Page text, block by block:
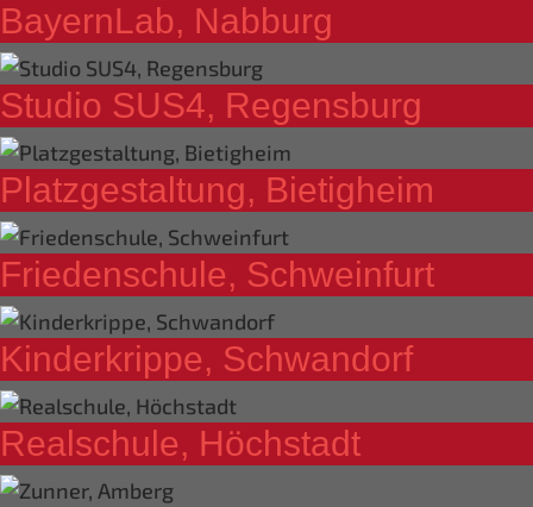
BayernLab, Nabburg
Studio SUS4, Regensburg
Platzgestaltung, Bietigheim
Friedenschule, Schweinfurt
Kinderkrippe, Schwandorf
Realschule, Höchstadt